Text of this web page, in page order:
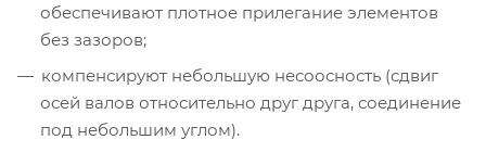
обеспечивают плотное прилегание элементов
без зазоров;
компенсируют небольшую несоосность (сдвиг
осей валов относительно друг друга, соединение
под небольшим углом).